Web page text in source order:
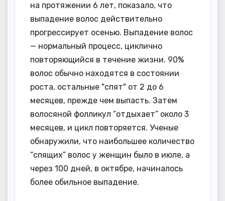
на протяжении 6 лет, показало, что
выпадение волос действительно
прогрессирует осенью. Выпадение волос
— нормальный процесс, циклично
повторяющийся в течение жизни. 90%
волос обычно находятся в состоянии
роста, остальные "спят" от 2 до 6
месяцев, прежде чем выпасть. Затем
волосяной фолликул “отдыхает” около 3
месяцев, и цикл повторяется. Ученые
обнаружили, что наибольшее количество
“спящих” волос у женщин было в июле, а
через 100 дней, в октябре, начиналось
более обильное выпадение.